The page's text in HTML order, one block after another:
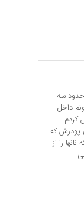
سه
داخل
کردم
پودرش که
را از